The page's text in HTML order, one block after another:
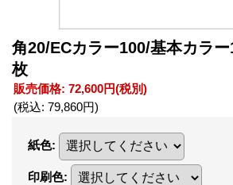
角20/ECカラー100/基本カラ
枚
販売価格: 72,600円(税別)
(税込: 79,860円)
紙色:
印刷色: